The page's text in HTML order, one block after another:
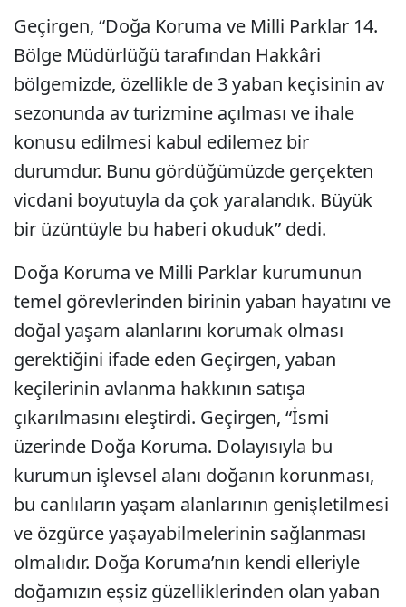
Geçirgen, “Doğa Koruma ve Milli Parklar 14.
Bölge Müdürlüğü tarafından Hakkâri
bölgemizde, özellikle de 3 yaban keçisinin av
sezonunda av turizmine açılması ve ihale
konusu edilmesi kabul edilemez bir
durumdur. Bunu gördüğümüzde gerçekten
vicdani boyutuyla da çok yaralandık. Büyük
bir üzüntüyle bu haberi okuduk” dedi.
Doğa Koruma ve Milli Parklar kurumunun
temel görevlerinden birinin yaban hayatını ve
doğal yaşam alanlarını korumak olması
gerektiğini ifade eden Geçirgen, yaban
keçilerinin avlanma hakkının satışa
çıkarılmasını eleştirdi. Geçirgen, “İsmi
üzerinde Doğa Koruma. Dolayısıyla bu
kurumun işlevsel alanı doğanın korunması,
bu canlıların yaşam alanlarının genişletilmesi
ve özgürce yaşayabilmelerinin sağlanması
olmalıdır. Doğa Koruma’nın kendi elleriyle
doğamızın eşsiz güzelliklerinden olan yaban